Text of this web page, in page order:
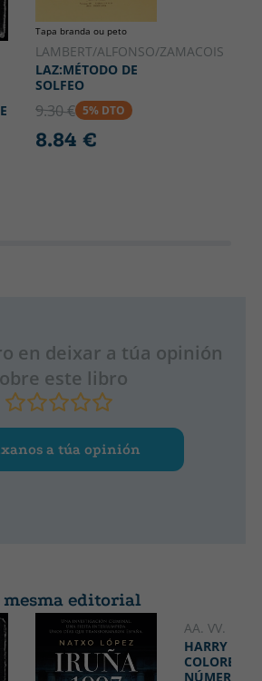
Tapa branda ou peto
LAMBERT/ALFONSO/ZAMACOIS
LAZ:MÉTODO DE
SOLFEO
9.30 € 5% DTO
8.84 €
en deixar a túa opinión
este libro
a túa opinión
mesma editorial
AA. VV.
HARRY
COLOREA
NÚMEROS